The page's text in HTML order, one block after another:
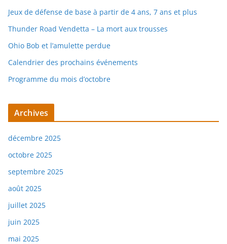
Jeux de défense de base à partir de 4 ans, 7 ans et plus
Thunder Road Vendetta – La mort aux trousses
Ohio Bob et l’amulette perdue
Calendrier des prochains événements
Programme du mois d’octobre
Archives
décembre 2025
octobre 2025
septembre 2025
août 2025
juillet 2025
juin 2025
mai 2025